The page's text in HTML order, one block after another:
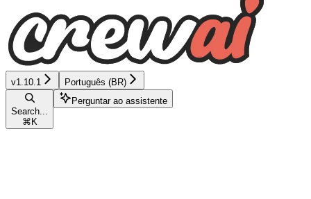
v1.10.1 Português (BR)
Search...
⌘ K
Perguntar ao assistente